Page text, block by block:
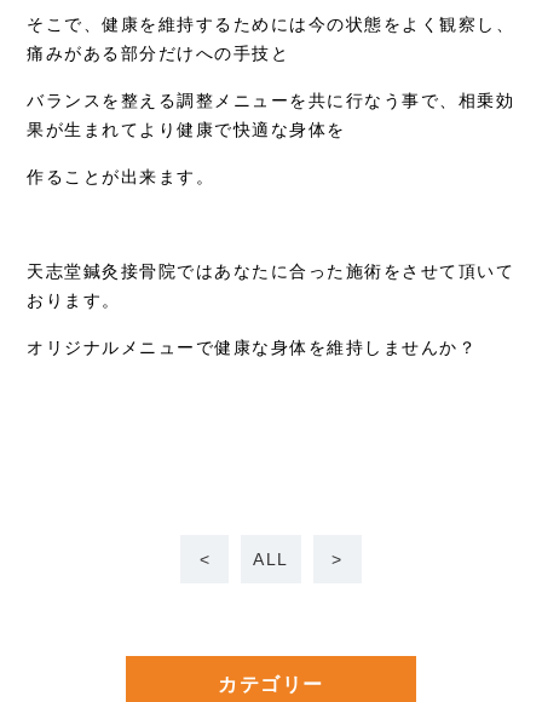
そこで、健康を維持するためには今の状態をよく観察し、
痛みがある部分だけへの手技と
バランスを整える調整メニューを共に行なう事で、相乗効
果が生まれてより健康で快適な身体を
作ることが出来ます。
天志堂鍼灸接骨院ではあなたに合った施術をさせて頂いて
おります。
オリジナルメニューで健康な身体を維持しませんか？
< ALL >
カテゴリー